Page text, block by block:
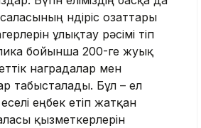
саласының өндіріс озаттары
ұлықтау рәсімі өтіп
бойынша 200-ге жуық
наградалар мен
табысталады. Бұл – ел
еселі еңбек етіп жатқан
қызметкерлерін